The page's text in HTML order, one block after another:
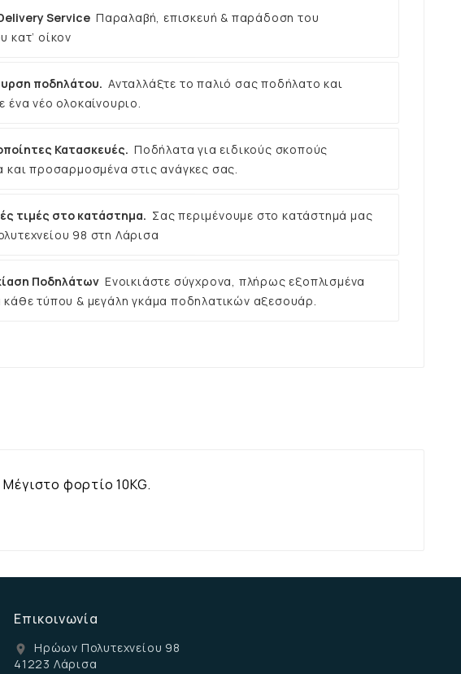
Service Παραλαβή, επισκευή & παράδοση του
κατ’ οίκον
ποδηλάτου. Ανταλλάξτε το παλιό σας ποδήλατο και
ένα νέο ολοκαίνουριο.
Κατασκευές. Ποδήλατα για ειδικούς σκοπούς
και προσαρμοσμένα στις ανάγκες σας.
τιμές στο κατάστημα. Σας περιμένουμε στο κατάστημά μας
98 στη Λάρισα
Ποδηλάτων Ενοικιάστε σύγχρονα, πλήρως εξοπλισμένα
τύπου & μεγάλη γκάμα ποδηλατικών αξεσουάρ.
φορτίο 10KG.
Επικοινωνία
location_on
Ηρώων Πολυτεχνείου 98
41223 Λάρισα